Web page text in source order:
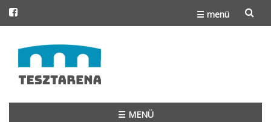
☰ menü
to
content
☰ MENÜ